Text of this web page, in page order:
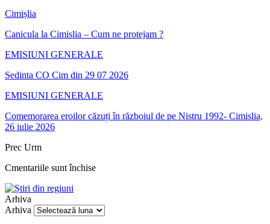
Cimișlia
Canicula la Cimislia – Cum ne protejam ?
EMISIUNI GENERALE
Sedinta CO Cim din 29 07 2026
EMISIUNI GENERALE
Comemorarea eroilor căzuți în războiul de pe Nistru 1992- Cimislia,
26 iulie 2026
Prec Urm
Cmentariile sunt închise
Arhiva
Arhiva